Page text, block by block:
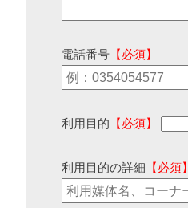
電話番号 【必須】
利用目的 【必須】
利用目的の詳細 【必須】